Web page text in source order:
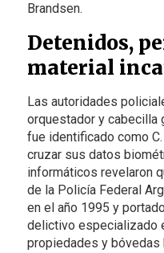
Brandsen.
Detenidos,
material
Las autoridades
orquestador y cabecilla
fue identificado como C.
cruzar sus datos
informáticos revelaron
de la Policía Federal
en el año 1995 y
delictivo especializado
propiedades y bóvedas